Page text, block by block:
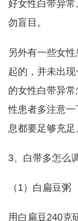
好女性白带异
勿盲目。
另外有一些女
起的，并未出
的女性白带异
性患者多注意
息都要足够充足
3、白带多怎么
（1）白扁豆粥
用白扁豆240克